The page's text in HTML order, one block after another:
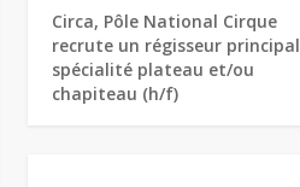
Circa, Pôle National Cirque
recrute un régisseur principal
spécialité plateau et/ou
chapiteau (h/f)